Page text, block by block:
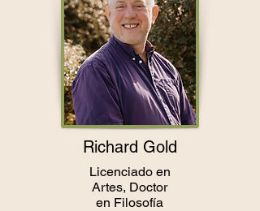
Richard Gold
Licenciado en
Artes, Doctor
en Filosofía